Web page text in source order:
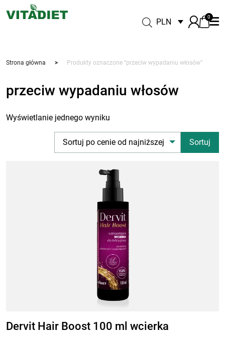
PLN
0
Strona główna > Produkty oznaczone “przeciw wypadaniu włosów”
przeciw wypadaniu włosów
Wyświetlanie jednego wyniku
Sortuj po cenie od najniższej
Dervit Hair Boost 100 ml wcierka